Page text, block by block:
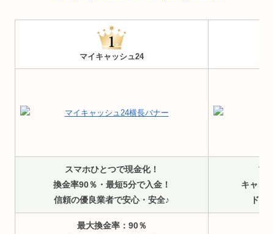
マイキャッシュ24
スマホひとつで現金化！
換金率90％・最短5分で入金！
信頼の優良業者で安心・安全♪
プ
キャリ
ドコ
最大換金率：90％